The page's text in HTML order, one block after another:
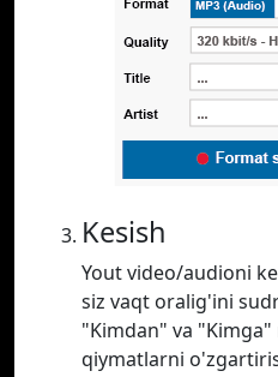
Kesish
Yout video/audioni
siz vaqt oralig'ini
"Kimdan" va
qiymatlarni